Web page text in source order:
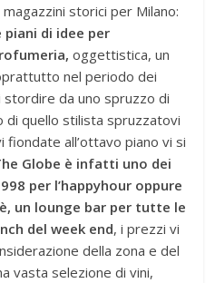
storici per Milano:
piani di idee per
oggettistica, un
nel periodo dei
da uno spruzzo di
quello stilista spruzzatovi
all’ottavo piano vi si
Globe è infatti uno dei
per l’happyhour oppure
un lounge bar per tutte le
del week end, i prezzi vi
della zona e del
vasta selezione di vini,